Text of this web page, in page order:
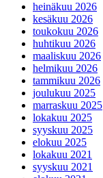
heinäkuu 2026
kesäkuu 2026
toukokuu 2026
huhtikuu 2026
maaliskuu 2026
helmikuu 2026
tammikuu 2026
joulukuu 2025
marraskuu 2025
lokakuu 2025
syyskuu 2025
elokuu 2025
lokakuu 2021
syyskuu 2021